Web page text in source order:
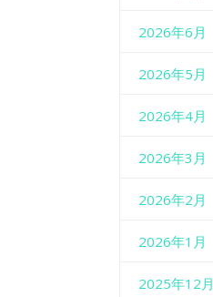
2026年6月
2026年5月
2026年4月
2026年3月
2026年2月
2026年1月
2025年12月